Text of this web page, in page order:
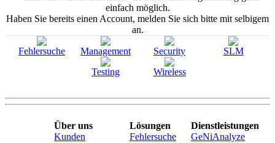
einfach möglich.
Haben Sie bereits einen Account, melden Sie sich bitte mit selbigem
an.
Fehlersuche Management Security
SLM
Testing
Wireless
Über uns
Kunden
Lösungen
Fehlersuche
Dienstleistungen
GeNiAnalyze